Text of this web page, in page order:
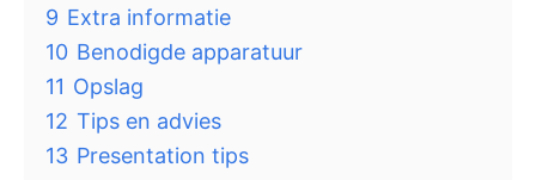
9 Extra informatie
10 Benodigde apparatuur
11 Opslag
12 Tips en advies
13 Presentation tips